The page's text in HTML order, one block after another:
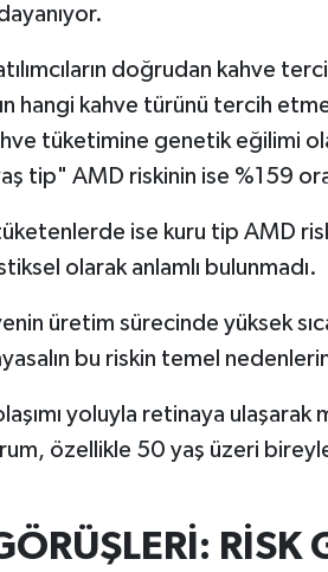
doğrudan kahve
hangi kahve türünü tercih
tüketimine genetik eğilimi
tip" AMD riskinin ise %159
ise kuru tip AMD
olarak anlamlı bulunmadı.
üretim sürecinde yüksek
bu riskin temel
yoluyla retinaya ulaşarak
özellikle 50 yaş üzeri
RİSK